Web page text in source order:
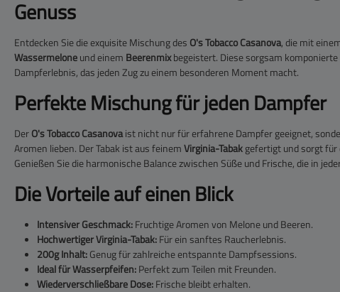
Genuss
Entdecken Sie die exquisite Mischung des O's Tobacco Casanova, die mit
Wassermeloneund einem Beerenmixbegeistert. Diese sorgsam
Dampferlebnis, das jeden Zug zu einem besonderen Moment macht.
Perfekte Mischung für jeden Dampfer
DerO's Tobacco Casanovaist nicht nur für erfahrene Dampfer geeignet,
Aromen lieben. Der Tabak ist aus feinemVirginia-Tabakgefertigt und sorgt für
Genießen Sie die harmonische Balance zwischen Süße und Frische, die in
Die Vorteile auf einen Blick
Intensiver Geschmack:Fruchtige Aromen von Melone und Beeren.
Hochwertiger Virginia-Tabak:Für ein sanftes Raucherlebnis.
200g Inhalt:Genug für zahlreiche entspannte Dampfsessions.
Ideal für Wasserpfeifen:Perfekt zum Teilen mit Freunden.
Wiederverschließbare Dose:Frische bleibt erhalten.